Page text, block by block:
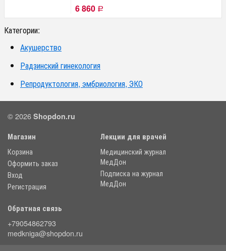
6 860 Р
Категории:
Акушерство
Радзинский гинекология
Репродуктология, эмбриология, ЭКО
© 2026 Shopdon.ru
Магазин
Корзина
Оформить заказ
Вход
Регистрация
Лекции для врачей
Медицинский журнал
МедДон
Подписка на журнал
МедДон
Обратная связь
+79054862793
medkniga@shopdon.ru